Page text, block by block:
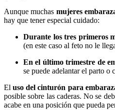
Aunque muchas mujeres
hay que tener especial cuidado:
Durante los tres primeros
(en este caso al feto no le
En el último trimestre de
se puede adelantar el parto o
Eluso del cinturón para
posible sobre las caderas. No se
acabe en una posición que pueda